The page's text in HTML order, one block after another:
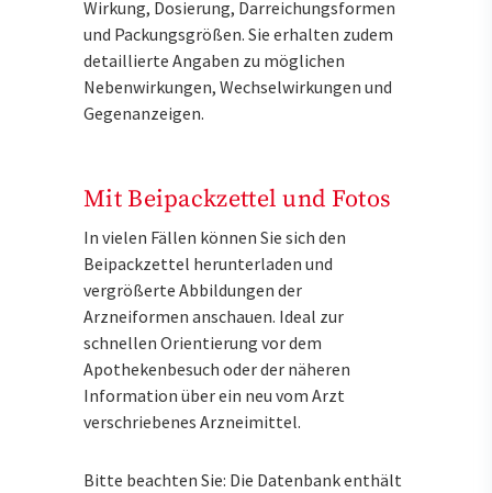
Wirkung, Dosierung, Darreichungsformen
und Packungsgrößen. Sie erhalten zudem
detaillierte Angaben zu möglichen
Nebenwirkungen, Wechselwirkungen und
Gegenanzeigen.
Mit Beipackzettel und Fotos
In vielen Fällen können Sie sich den
Beipackzettel herunterladen und
vergrößerte Abbildungen der
Arzneiformen anschauen. Ideal zur
schnellen Orientierung vor dem
Apothekenbesuch oder der näheren
Information über ein neu vom Arzt
verschriebenes Arzneimittel.
Bitte beachten Sie: Die Datenbank enthält